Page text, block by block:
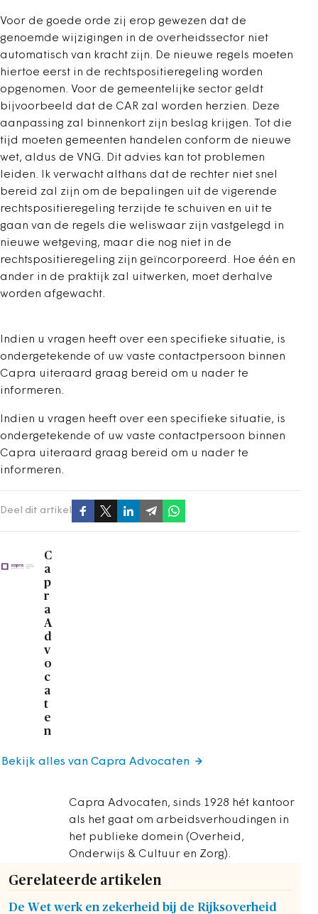
Voor de goede orde zij erop gewezen dat de
genoemde wijzigingen in de overheidssector niet
automatisch van kracht zijn. De nieuwe regels moeten
hiertoe eerst in de rechtspositieregeling worden
opgenomen. Voor de gemeentelijke sector geldt
bijvoorbeeld dat de CAR zal worden herzien. Deze
aanpassing zal binnenkort zijn beslag krijgen. Tot die
tijd moeten gemeenten handelen conform de nieuwe
wet, aldus de VNG. Dit advies kan tot problemen
leiden. Ik verwacht althans dat de rechter niet snel
bereid zal zijn om de bepalingen uit de vigerende
rechtspositieregeling terzijde te schuiven en uit te
gaan van de regels die weliswaar zijn vastgelegd in
nieuwe wetgeving, maar die nog niet in de
rechtspositieregeling zijn geïncorporeerd. Hoe één en
ander in de praktijk zal uitwerken, moet derhalve
worden afgewacht.
Indien u vragen heeft over een specifieke situatie, is
ondergetekende of uw vaste contactpersoon binnen
Capra uiteraard graag bereid om u nader te
informeren.
Indien u vragen heeft over een specifieke situatie, is
ondergetekende of uw vaste contactpersoon binnen
Capra uiteraard graag bereid om u nader te
informeren.
Deel dit artikel
C
a
p
r
a
A
d
v
o
c
a
t
e
n
Capra Advocaten, sinds 1928 hét kantoor
als het gaat om arbeidsverhoudingen in
het publieke domein (Overheid,
Onderwijs & Cultuur en Zorg).
Bekijk alles van Capra Advocaten
Gerelateerde artikelen
De Wet werk en zekerheid bij de Rijksoverheid